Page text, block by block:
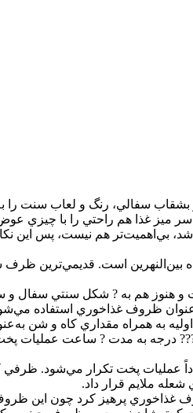
و بشقاب سفالي، رنگ و لعاب سنت
ميز غذا هم راحتي را با چيزي
بي‌اهميت‌تر هم نيست، پس اين
بين‌النهرين است. قديمي‌ترين ظرف
هنوز هم به ? شکل سنتي سفال و
ظروف غذاخوري استفاده
به همراه مقداري کاه و شن
??? درجه به مدت ? ساعت
عمليات پخت تکرار مي‌شود. ظرفي
ملايم قرار داد.
غذاخوري پرهيز کرد چون اين